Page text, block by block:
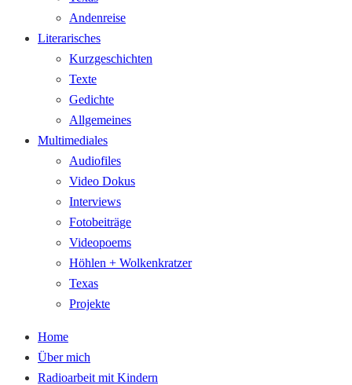
Andenreise
Literarisches
Kurzgeschichten
Texte
Gedichte
Allgemeines
Multimediales
Audiofiles
Video Dokus
Interviews
Fotobeiträge
Videopoems
Höhlen + Wolkenkratzer
Texas
Projekte
Home
Über mich
Radioarbeit mit Kindern